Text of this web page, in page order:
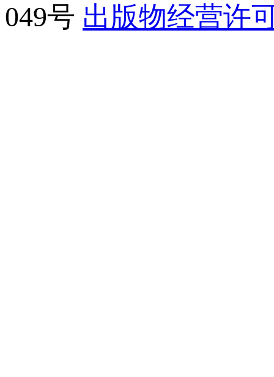
049号 出版物经营许